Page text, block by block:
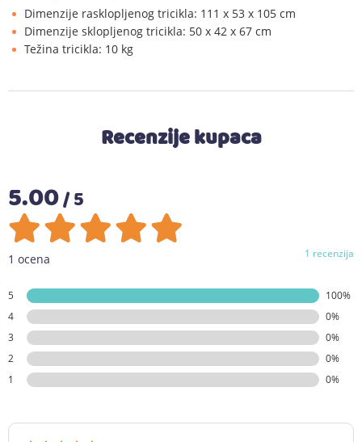
Dimenzije rasklopljenog tricikla: 111 x 53 x 105 cm
Dimenzije sklopljenog tricikla: 50 x 42 x 67 cm
Težina tricikla: 10 kg
Recenzije kupaca
5.00/ 5
1 ocena 1 recenzija
5
100%
4
0%
3
0%
2
0%
1
0%